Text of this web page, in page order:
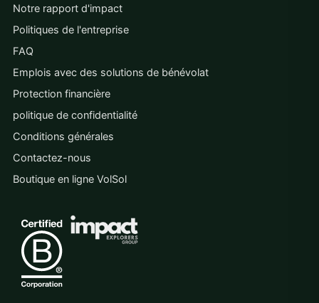
Notre rapport d'impact
Politiques de l'entreprise
FAQ
Emplois avec des solutions de bénévolat
Protection financière
politique de confidentialité
Conditions générales
Contactez-nous
Boutique en ligne VolSol